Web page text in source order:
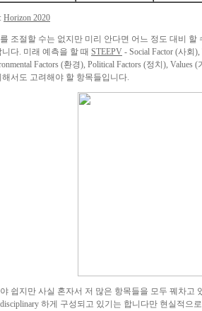
Horizon 2020
조절할 수는 없지만 미리 안다면 어느 정도 대비
니다. 미래 예측을 할 때 STEEPV - Social Factor (사회),
Factors (환경), Political Factors (정치),
해서도 고려해야 할 항목들입니다.
쉽지만 사실 혼자서 저 많은 항목들을 모두 꿰차고
하게 구성되고 있기는 합니다만 현실적으